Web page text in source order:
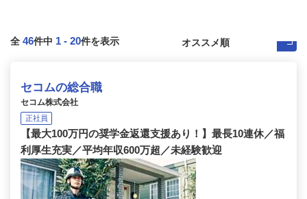
全 46件中 1 - 20件を表示
セコムの総合職
セコム株式会社
正社員
【最大100万円の奨学金返還支援あり！】最長10連休／福
利厚生充実／平均年収600万超／未経験歓迎